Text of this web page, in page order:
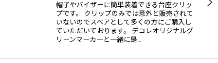
帽子やバイザーに簡単装着できる台座クリッ
プです。 クリップのみでは意外と販売されて
いないのでスペアとして多くの方にご購入し
ていただいております。 デコレオリジナルグ
リーンマーカーと一緒に是…